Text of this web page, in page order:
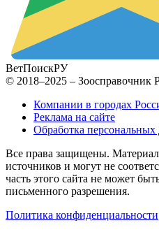
ВетПоискРУ
© 2018–2025 – Зоосправочник
Компании в городах
Реклама на сайте
Обработка
Все права защищены.
источников и могут не
часть этого сайта не может
письменного разрешения.
Политика конфиденциальности